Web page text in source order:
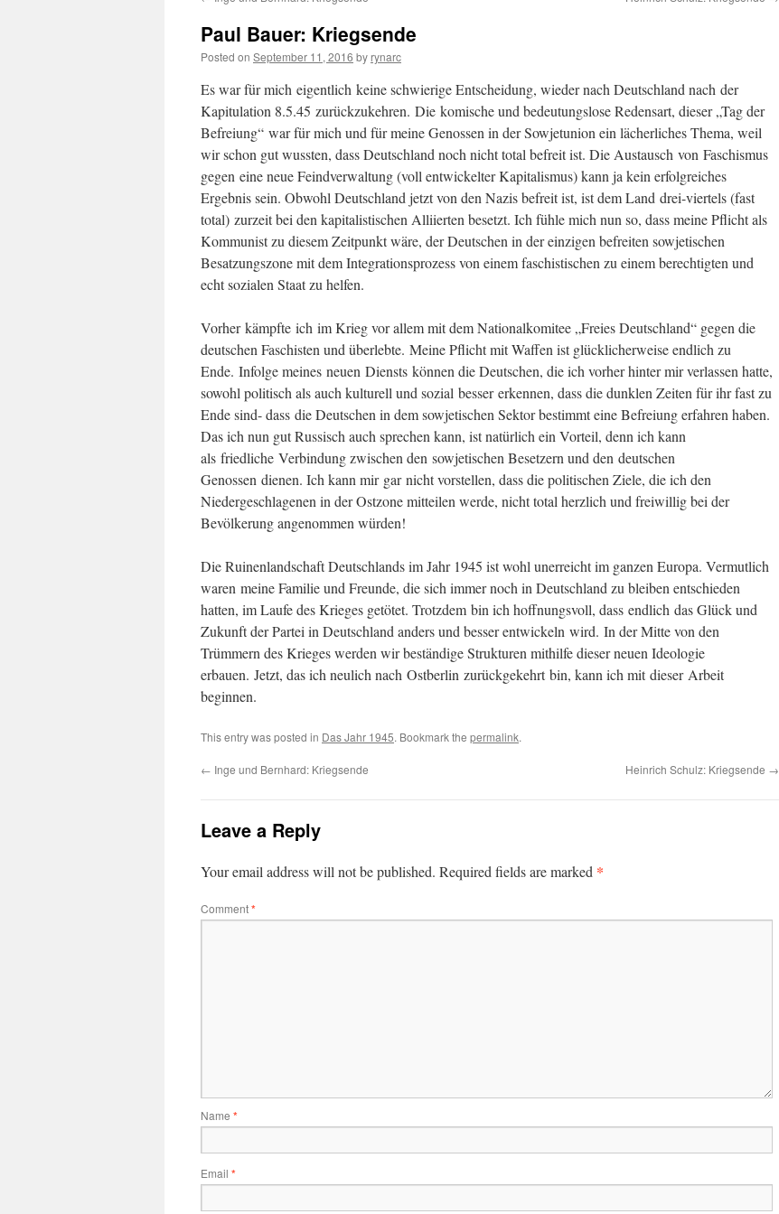
Paul Bauer: Kriegsende
Posted on September 11, 2016 by rynarc
Es war für mich eigentlich keine schwierige Entscheidung, wieder nach Deutschland nach der
Kapitulation 8.5.45 zurückzukehren. Die komische und bedeutungslose Redensart, dieser „Tag der
Befreiung“ war für mich und für meine Genossen in der Sowjetunion ein lächerliches Thema, weil
wir schon gut wussten, dass Deutschland noch nicht total befreit ist. Die Austausch von Faschismus
gegen eine neue Feindverwaltung (voll entwickelter Kapitalismus) kann ja kein erfolgreiches
Ergebnis sein. Obwohl Deutschland jetzt von den Nazis befreit ist, ist dem Land drei-viertels (fast
total) zurzeit bei den kapitalistischen Alliierten besetzt. Ich fühle mich nun so, dass meine Pflicht als
Kommunist zu diesem Zeitpunkt wäre, der Deutschen in der einzigen befreiten sowjetischen
Besatzungszone mit dem Integrationsprozess von einem faschistischen zu einem berechtigten und
echt sozialen Staat zu helfen.
Vorher kämpfte ich im Krieg vor allem mit dem Nationalkomitee „Freies Deutschland“ gegen die
deutschen Faschisten und überlebte. Meine Pflicht mit Waffen ist glü​​cklicherweise endlich zu
Ende. Infolge meines neuen Diensts können die Deutschen, die ich vorher hinter mir verlassen hatte,
sowohl politisch als auch kulturell und sozial besser erkennen, dass die dunklen Zeiten für ihr fast zu
Ende sind- dass die Deutschen in dem sowjetischen Sektor bestimmt eine Befreiung erfahren haben.
Das ich nun gut Russisch auch sprechen kann, ist natürlich ein Vorteil, denn ich kann
als friedliche Verbindung zwischen den sowjetischen Besetzern und den deutschen
Genossen dienen. Ich kann mir gar nicht vorstellen, dass die politischen Ziele, die ich den
Niedergeschlagenen in der Ostzone mitteilen werde, nicht total herzlich und freiwillig bei der
Bevölkerung angenommen würden!
Die Ruinenlandschaft Deutschlands im Jahr 1945 ist wohl unerreicht im ganzen Europa. Vermutlich
waren meine Familie und Freunde, die sich immer noch in Deutschland zu bleiben entschieden
hatten, im Laufe des Krieges getötet. Trotzdem bin ich hoffnungsvoll, dass endlich das Glück und
Zukunft der Partei in Deutschland anders und besser entwickeln wird. In der Mitte von den
Trümmern des Krieges werden wir beständige Strukturen mithilfe dieser neuen Ideologie
erbauen. Jetzt, das ich neulich nach Ostberlin zurückgekehrt bin, kann ich mit dieser Arbeit
beginnen.
This entry was posted in Das Jahr 1945. Bookmark the permalink.
← Inge und Bernhard: Kriegsende Heinrich Schulz: Kriegsende →
Leave a Reply
Your email address will not be published. Required fields are marked *
Comment*
Name *
Email *